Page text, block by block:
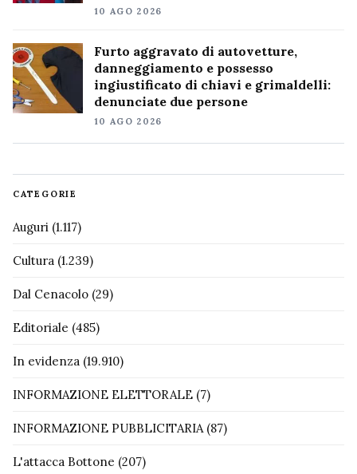
10 AGO 2026
Furto aggravato di autovetture,
danneggiamento e possesso
ingiustificato di chiavi e grimaldelli:
denunciate due persone
10 AGO 2026
CATEGORIE
Auguri (1.117)
Cultura (1.239)
Dal Cenacolo (29)
Editoriale (485)
In evidenza (19.910)
INFORMAZIONE ELETTORALE (7)
INFORMAZIONE PUBBLICITARIA (87)
L'attacca Bottone (207)